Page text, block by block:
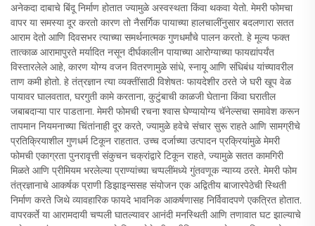
अनेकदा दाबाचे बिंदू निर्माण होतात ज्यामुळे अस्वस्थता किंवा थकवा येतो. मेमरी फोमचा
वापर या समस्या दूर करतो कारण तो नैसर्गिक पायाच्या हालचालींनुसार बदलणारा सतत
आराम देतो आणि दिवसभर त्याच्या समर्थनात्मक गुणधर्मांचे पालन करतो. हे मूल्य फक्त
तात्काळ आरामापुरते मर्यादित नसून दीर्घकालीन पायाच्या आरोग्याच्या फायद्यांपर्यंत
विस्तारलेले आहे, कारण योग्य वजन वितरणामुळे सांधे, स्नायू आणि संधिबंध यांच्यावरील
ताण कमी होतो. हे तंत्रज्ञान त्या व्यक्तींसाठी विशेषतः फायदेशीर ठरते जे घरी खूप वेळ
पायावर घालवतात, घरगुती कामे करताना, कुटुंबाची काळजी घेताना किंवा घरातील
जबाबदाऱ्या पार पाडताना. मेमरी फोमची रचना श्वास घेण्यायोग्य चॅनेल्सचा समावेश करून
तापमान नियमनाच्या चिंतांनाही दूर करते, ज्यामुळे हवेचे संचार सुरू राहते आणि सामग्रीचे
प्रतिक्रियाशील गुणधर्म टिकून राहतात. उच्च दर्जाच्या उत्पादन प्रक्रियांमुळे मेमरी
फोमची एकाग्रता पुनरावृत्ती संकुचन चक्रांद्वारे टिकून राहते, ज्यामुळे सतत कामगिरी
मिळते आणि प्रीमियम भरलेल्या प्राण्यांच्या चप्पलींमध्ये गुंतवणूक न्याय्य ठरते. मेमरी फोम
तंत्रज्ञानाचे आकर्षक प्राणी डिझाइन्ससह संयोजन एक अद्वितीय बाजारपेठेची स्थिती
निर्माण करते जिथे व्यावहारिक फायदे भावनिक आकर्षणासह निर्विवादपणे एकत्रित होतात.
वापरकर्ते या आरामदायी चप्पली घातल्यावर आनंदी मनस्थिती आणि तणावात घट झाल्याचे